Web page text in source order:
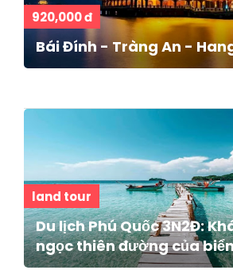
920,000 đ
Bái Đính - Tràng An -
land tour
Du lịch Phú Quốc 3N2Đ:
ngọc thiên đường của